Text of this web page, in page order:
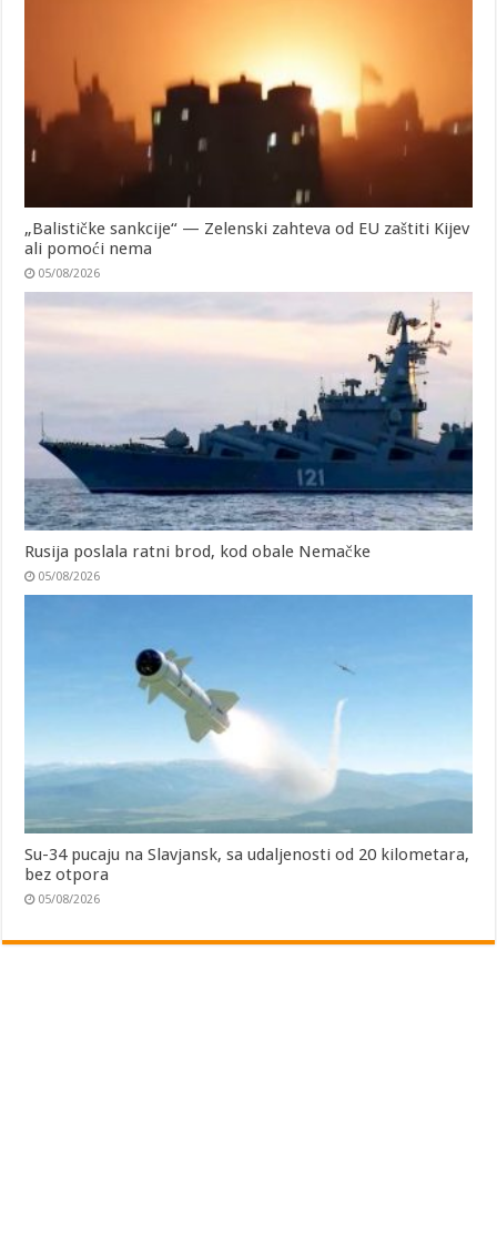
„Balističke sankcije“ — Zelenski zahteva od EU zaštiti Kijev
ali pomoći nema
05/08/2026
Rusija poslala ratni brod, kod obale Nemačke
05/08/2026
Su-34 pucaju na Slavjansk, sa udaljenosti od 20 kilometara,
bez otpora
05/08/2026